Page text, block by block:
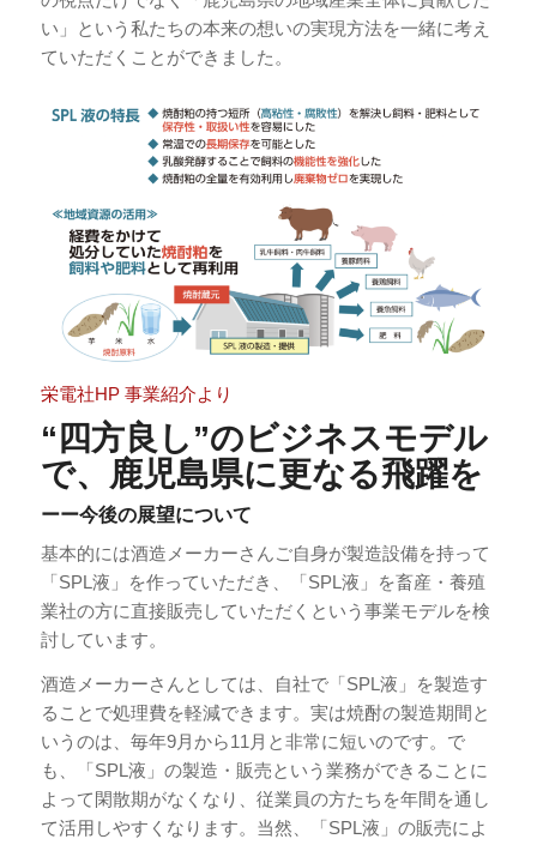
い」という私たちの本来の想いの実現方法を一緒に考え
ていただくことができました。
栄電社HP 事業紹介より
“四方良し”のビジネスモデル
で、鹿児島県に更なる飛躍を
ーー今後の展望について
基本的には酒造メーカーさんご自身が製造設備を持って
「SPL液」を作っていただき、「SPL液」を畜産・養殖
業社の方に直接販売していただくという事業モデルを検
討しています。
酒造メーカーさんとしては、自社で「SPL液」を製造す
ることで処理費を軽減できます。実は焼酎の製造期間と
いうのは、毎年9月から11月と非常に短いのです。で
も、「SPL液」の製造・販売という業務ができることに
よって閑散期がなくなり、従業員の方たちを年間を通し
て活用しやすくなります。当然、「SPL液」の販売によ